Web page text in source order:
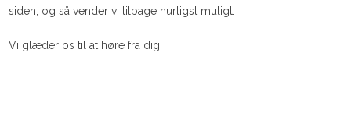
siden, og så vender vi tilbage hurtigst muligt.​
Vi glæder os til at høre fra dig!